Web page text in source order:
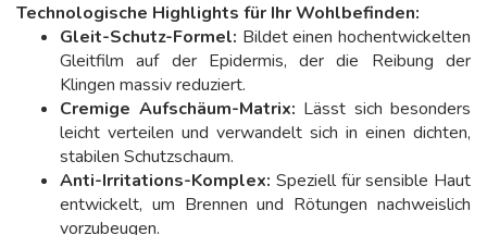
Technologische Highlights für Ihr Wohlbefinden:
Gleit-Schutz-Formel: Bildet einen hochentwickelten
Gleitfilm auf der Epidermis, der die Reibung der
Klingen massiv reduziert.
Cremige Aufschäum-Matrix: Lässt sich besonders
leicht verteilen und verwandelt sich in einen dichten,
stabilen Schutzschaum.
Anti-Irritations-Komplex: Speziell für sensible Haut
entwickelt, um Brennen und Rötungen nachweislich
vorzubeugen.